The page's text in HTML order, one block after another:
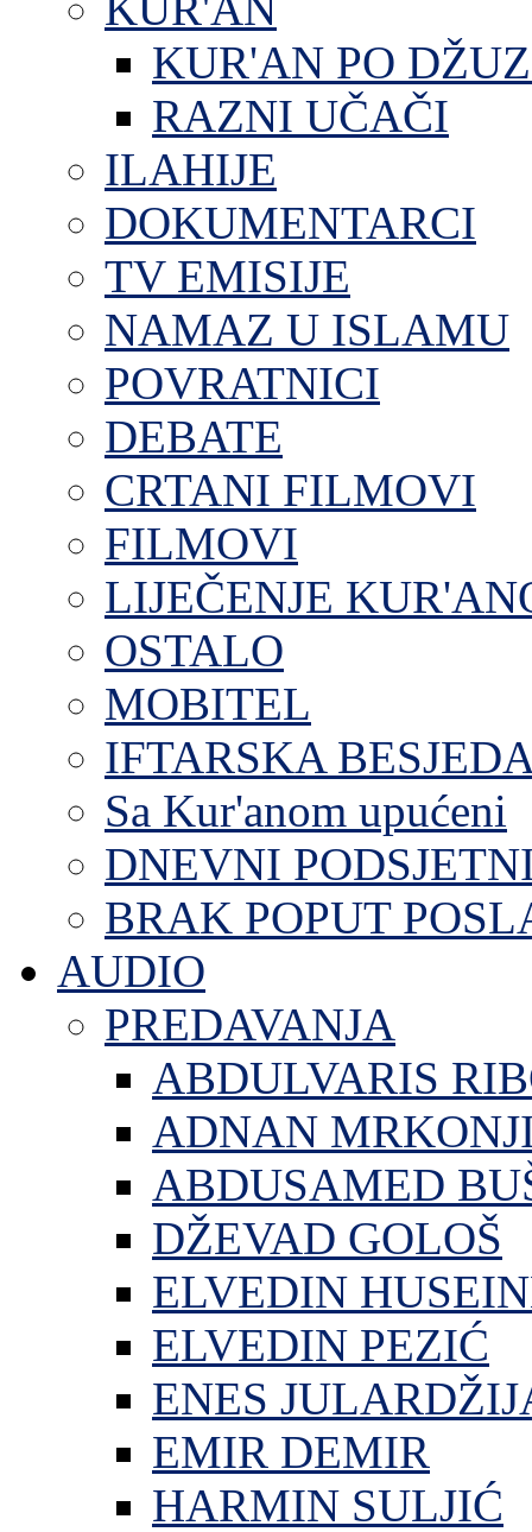
KUR'AN PO
RAZNI UČAČI
ILAHIJE
DOKUMENTARCI
TV EMISIJE
NAMAZ U ISLAMU
POVRATNICI
DEBATE
CRTANI FILMOVI
FILMOVI
LIJEČENJE
OSTALO
MOBITEL
IFTARSKA
Sa Kur'anom upućeni
DNEVNI
BRAK POPUT
AUDIO
PREDAVANJA
ABDULVARIS
ADNAN
ABDUSAMED
DŽEVAD GOLOŠ
ELVEDIN
ELVEDIN PEZIĆ
ENES
EMIR DEMIR
HARMIN SULJIĆ